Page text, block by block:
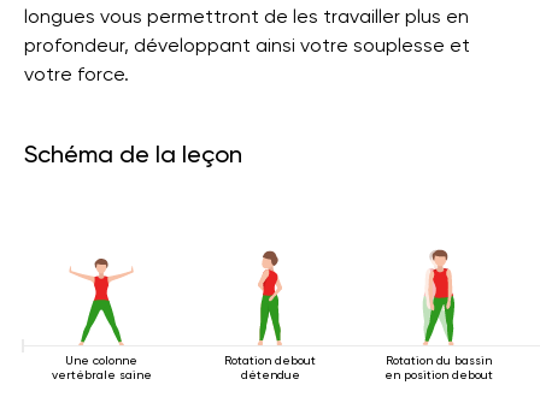
longues vous permettront de les travailler plus en
profondeur, développant ainsi votre souplesse et
votre force.
Schéma de la leçon
Une colonne
vertébrale saine
Rotation debout
détendue
Rotation du bassin
en position debout